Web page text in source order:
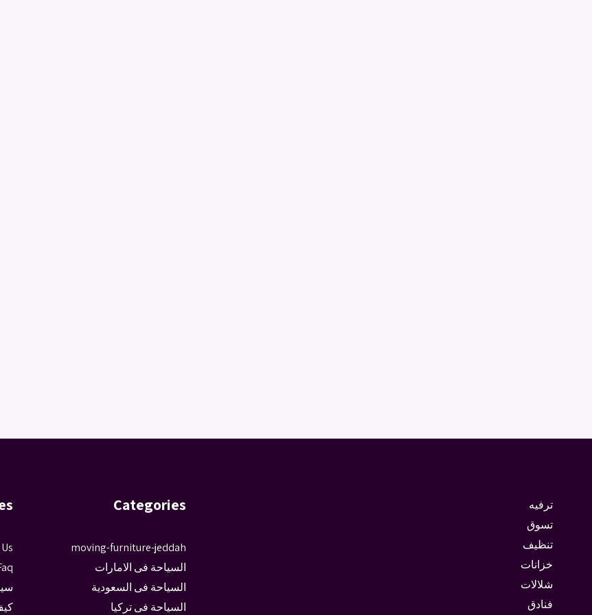
ترفيه
تسوق
تنظيف
خزانات
شلالات
فنادق
Categories
moving-furniture-jeddah
السياحة فى الامارات
السياحة فى السعودية
السياحة فى تركيا